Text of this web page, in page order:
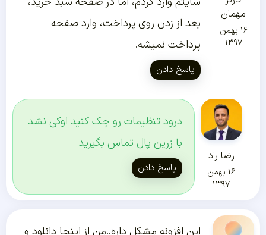
مهمان
۱۶ بهمن
۱۳۹۷
بعد از زدن روی پرداخت، وارد صفحه
پرداخت نمیشه.
پاسخ دادن
رضا راد
۱۶ بهمن
۱۳۹۷
درود تنظیمات رو چک کنید اوکی نشد
با زرین پال تماس بگیرید
پاسخ دادن